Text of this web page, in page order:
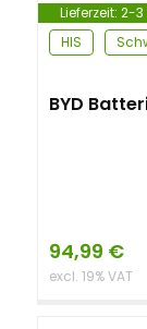
Lieferzeit: 2-3
HIS
BYD
94,99 €
excl. 19% VAT